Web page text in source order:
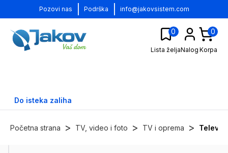
Pozovi nas Podrška info@jakovsistem.com
0
Lista željaNalog
0
Korpa
Do isteka zaliha
Početna strana > TV, video i foto > TV i oprema >